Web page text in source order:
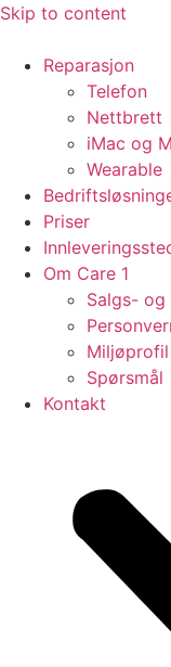
Skip to content
Reparasjon
Telefon
Nettbrett
iMac og
Wearable
Priser
Om Care 1
Salgs-
Miljøprofil
Spørsmål
Kontakt